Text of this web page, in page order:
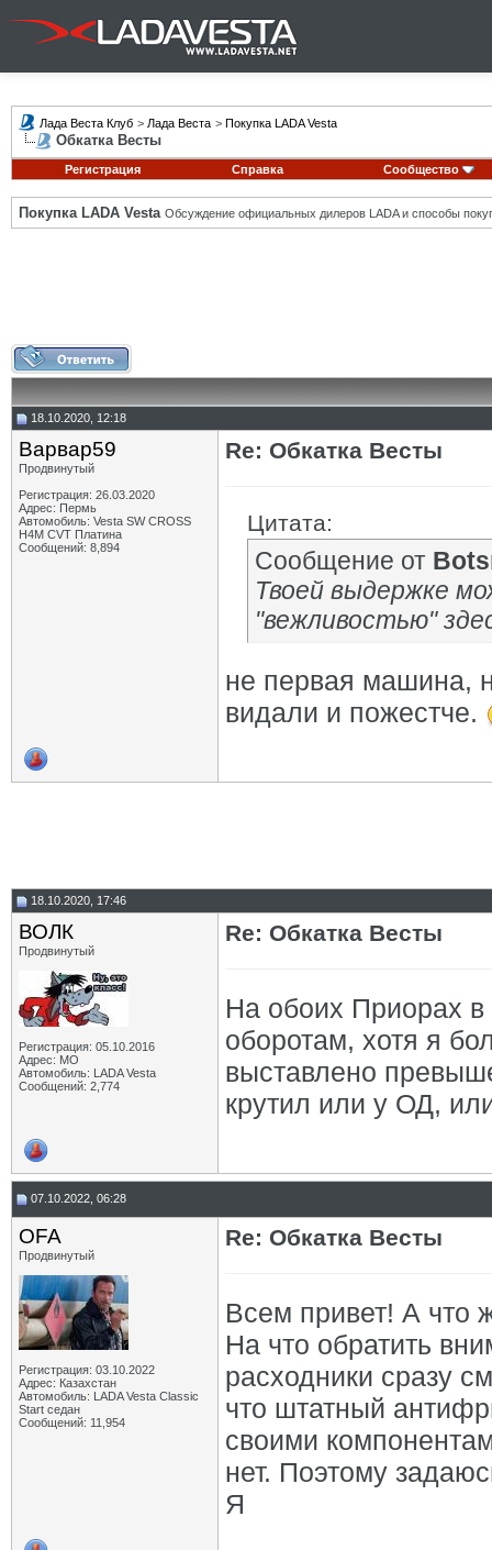
Лада Веста Клуб > Лада Веста > Покупка LADA Vesta
Обкатка Весты
Регистрация Справка Сообщество
Покупка LADA Vesta Обсуждение официальных дилеров LADA и способы
18.10.2020, 12:18
Варвар59
Продвинутый
Регистрация: 26.03.2020
Адрес: Пермь
Автомобиль: Vesta SW CROSS
H4M CVT Платина
Сообщений: 8,894
Re: Обкатка Весты
Цитата:
Сообщение от
Твоей выдержке
"вежливостью"
не первая машина,
видали и пожестче.
18.10.2020, 17:46
ВОЛК
Продвинутый
Регистрация: 05.10.2016
Адрес: МО
Автомобиль: LADA Vesta
Сообщений: 2,774
Re: Обкатка Весты
На обоих Приорах
оборотам, хотя я
выставлено
крутил или у ОД,
07.10.2022, 06:28
OFA
Продвинутый
Регистрация: 03.10.2022
Адрес: Казахстан
Автомобиль: LADA Vesta Classic
Start седан
Сообщений: 11,954
Re: Обкатка Весты
Всем привет! А что
На что обратить
расходники сразу
что штатный
своими
нет. Поэтому
Я